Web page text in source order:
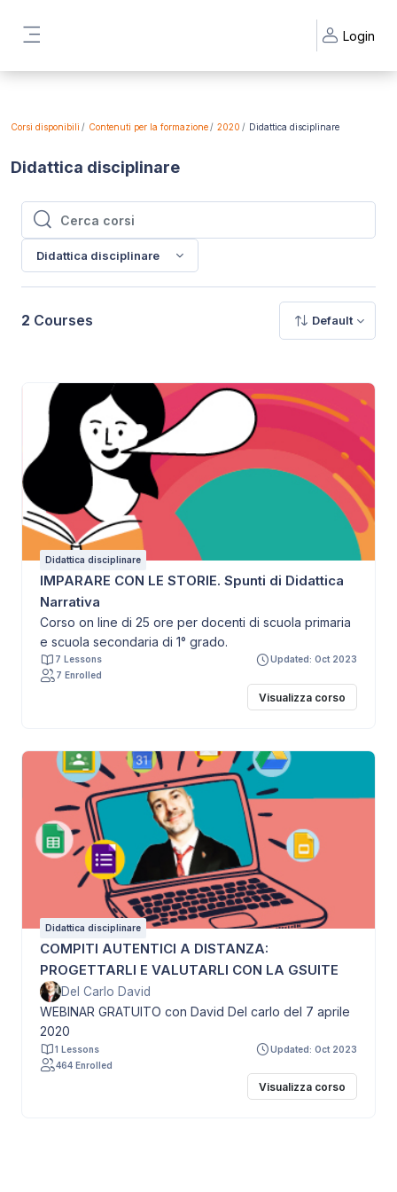
Login
Corsi disponibili Contenuti per la formazione 2020 Didattica disciplinare
Didattica disciplinare
Cerca corsi
Cerca corsi
Didattica disciplinare
2 Courses Default
Didattica disciplinare
IMPARARE CON LE STORIE. Spunti di Didattica
Narrativa
Corso on line di 25 ore per docenti di scuola primaria
e scuola secondaria di 1° grado.
7 Lessons
Updated: Oct 2023
7 Enrolled
Visualizza corso
Didattica disciplinare
COMPITI AUTENTICI A DISTANZA:
PROGETTARLI E VALUTARLI CON LA GSUITE
Del Carlo David
WEBINAR GRATUITO con David Del carlo del 7 aprile
2020
1 Lessons
Updated: Oct 2023
464 Enrolled
Visualizza corso